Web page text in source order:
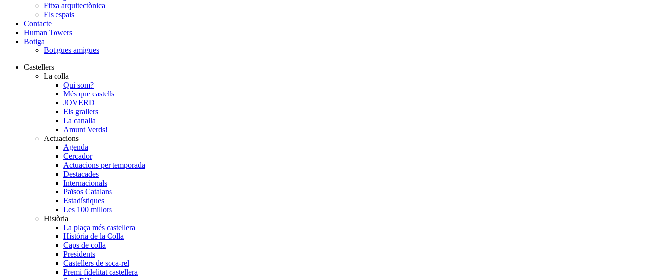
Fitxa arquitectònica
Els espais
Contacte
Human Towers
Botiga
Botigues amigues
Castellers
La colla
Qui som?
Més que castells
JOVERD
Els grallers
La canalla
Amunt Verds!
Actuacions
Agenda
Cercador
Actuacions per temporada
Destacades
Internacionals
Països Catalans
Estadístiques
Les 100 millors
Història
La plaça més castellera
Història de la Colla
Caps de colla
Presidents
Castellers de soca-rel
Premi fidelitat castellera